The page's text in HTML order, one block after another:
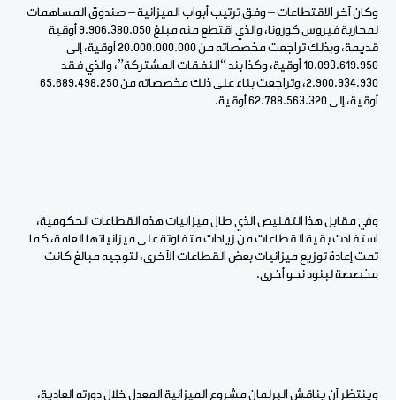
وكان آخر الاقتطاعات – وفق ترتيب أبواب الميزانية – صندوق المساهمات
لمحاربة فيروس كورونا، والذي اقتطع منه مبلغ 9.906.380.050 أوقية
قديمة، وبذلك تراجعت مخصصاته من 20.000.000.000 أوقية، إلى
10.093.619.950 أوقية، وكذا بند “النفقات المشتركة”، والذي فقد
2.900.934.930، وتراجعت بناء على ذلك مخصصاته من 65.689.498.250
أوقية، إلى 62.788.563.320 أوقية.
وفي مقابل هذا التقليص الذي طال ميزانيات هذه القطاعات الحكومية،
استفادت بقية القطاعات من زيادات متفاوتة على ميزانياتها العامة، كما
تمت إعادة توزيع ميزانيات بعض القطاعات الأخرى، لتوجيه مبالغ كانت
مخصصة لبنود نحو أخرى.
وينتظر أن يناقش البرلمان مشروع الميزانية المعدل خلال دورته العادية،